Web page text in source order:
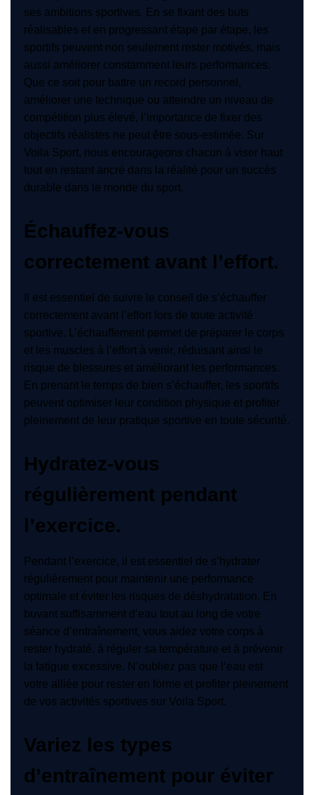
ses ambitions sportives. En se fixant des buts
réalisables et en progressant étape par étape, les
sportifs peuvent non seulement rester motivés, mais
aussi améliorer constamment leurs performances.
Que ce soit pour battre un record personnel,
améliorer une technique ou atteindre un niveau de
compétition plus élevé, l’importance de fixer des
objectifs réalistes ne peut être sous-estimée. Sur
Voila Sport, nous encourageons chacun à viser haut
tout en restant ancré dans la réalité pour un succès
durable dans le monde du sport.
Échauffez-vous
correctement avant l’effort.
Il est essentiel de suivre le conseil de s’échauffer
correctement avant l’effort lors de toute activité
sportive. L’échauffement permet de préparer le corps
et les muscles à l’effort à venir, réduisant ainsi le
risque de blessures et améliorant les performances.
En prenant le temps de bien s’échauffer, les sportifs
peuvent optimiser leur condition physique et profiter
pleinement de leur pratique sportive en toute sécurité.
Hydratez-vous
régulièrement pendant
l’exercice.
Pendant l’exercice, il est essentiel de s’hydrater
régulièrement pour maintenir une performance
optimale et éviter les risques de déshydratation. En
buvant suffisamment d’eau tout au long de votre
séance d’entraînement, vous aidez votre corps à
rester hydraté, à réguler sa température et à prévenir
la fatigue excessive. N’oubliez pas que l’eau est
votre alliée pour rester en forme et profiter pleinement
de vos activités sportives sur Voila Sport.
Variez les types
d’entraînement pour éviter